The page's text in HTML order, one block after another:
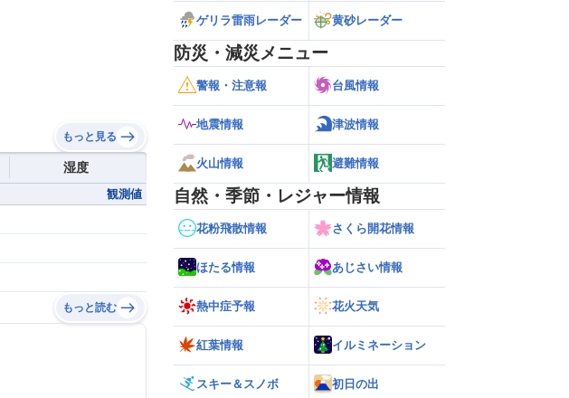
もっと見る
湿度
観測値
もっと読む
ゲリラ雷雨レーダー 黄砂レーダー
防災・減災メニュー
警報・注意報 台風情報
地震情報 津波情報
火山情報 避難情報
自然・季節・レジャー情報
花粉飛散情報 さくら開花情報
ほたる情報 あじさい情報
熱中症予報 花火天気
紅葉情報 イルミネーション
スキー＆スノボ 初日の出